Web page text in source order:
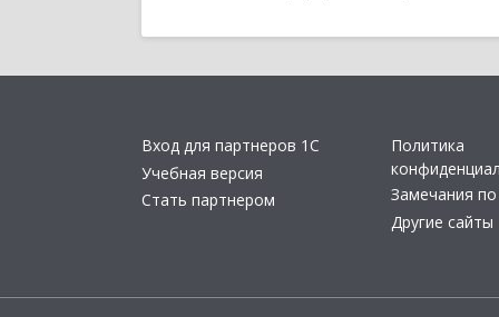
Вход для партнеров 1С
Учебная версия
Стать партнером
Политика
Замечания по
Другие сайты